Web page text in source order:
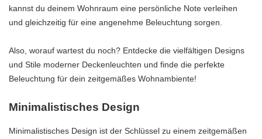
kannst du deinem Wohnraum eine persönliche Note verleihen
und gleichzeitig für eine angenehme Beleuchtung sorgen.
Also, worauf wartest du noch? Entdecke die vielfältigen Designs
und Stile moderner Deckenleuchten und finde die perfekte
Beleuchtung für dein zeitgemäßes Wohnambiente!
Minimalistisches Design
Minimalistisches Design ist der Schlüssel zu einem zeitgemäßen